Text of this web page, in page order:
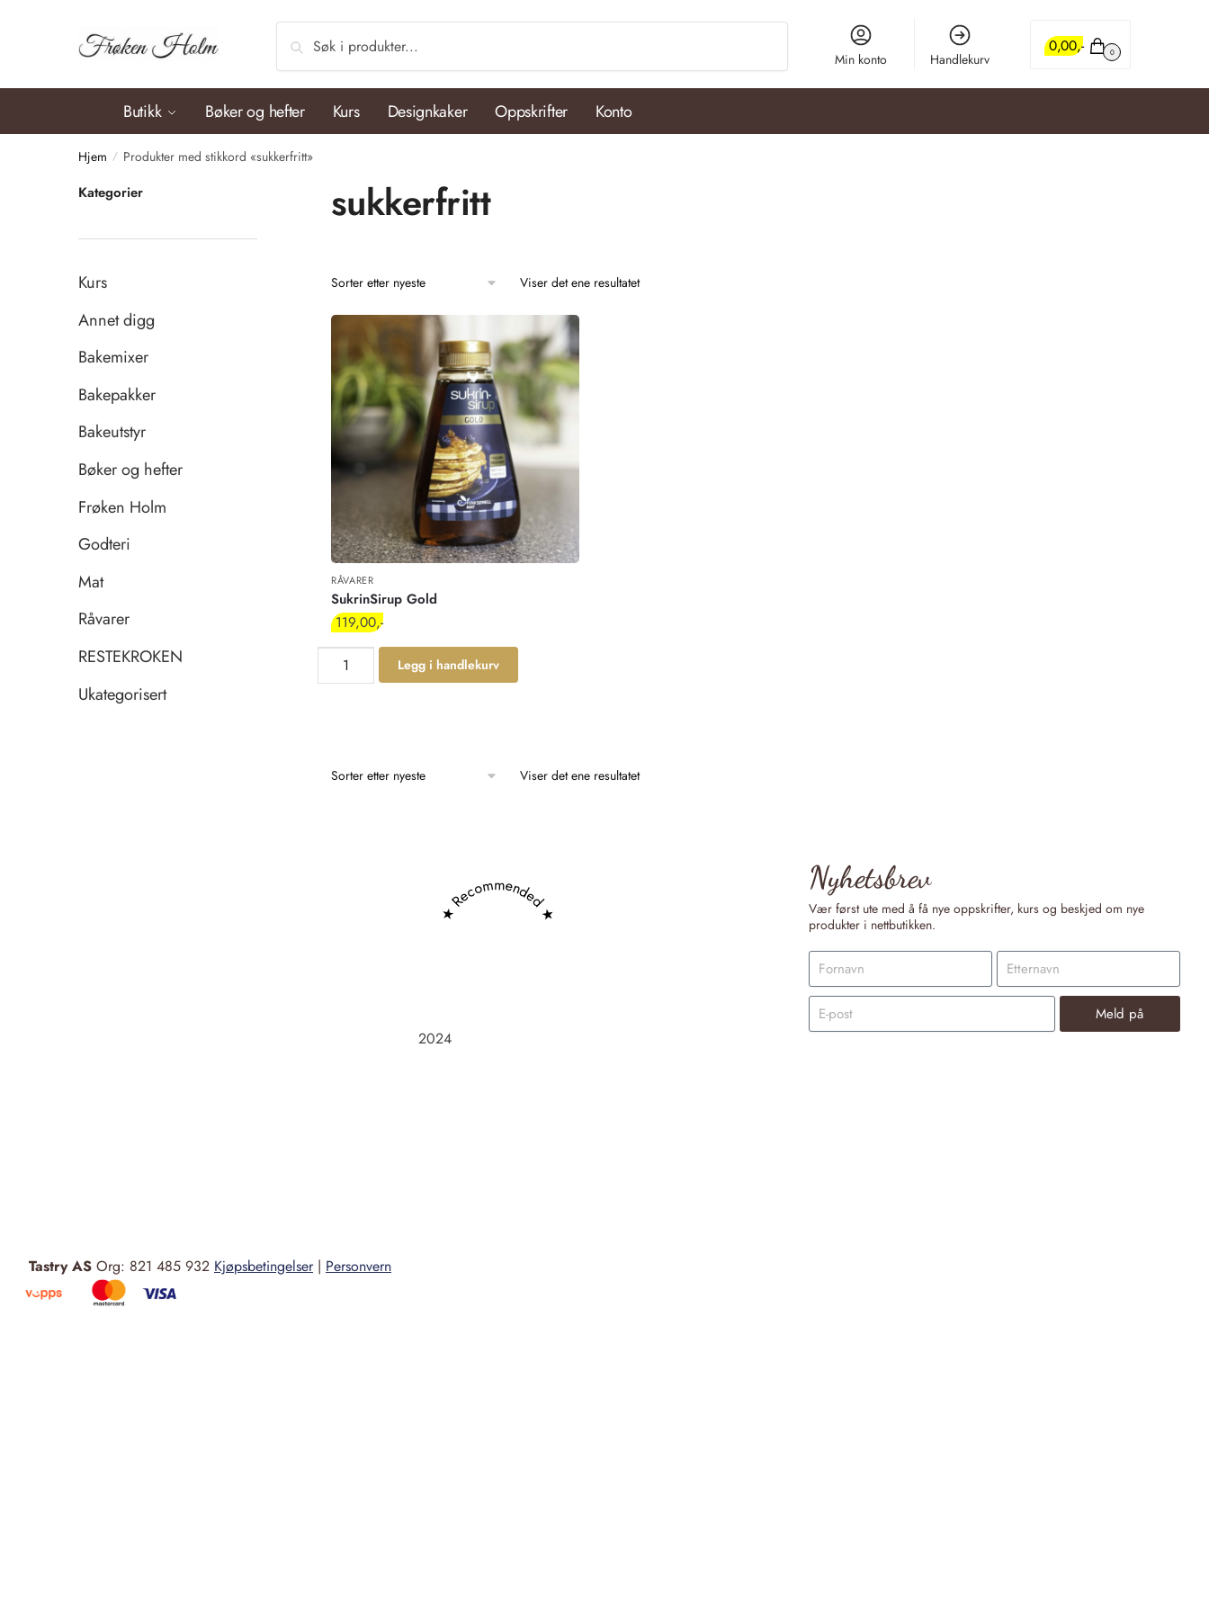
Søk
Min konto Handlekurv
0,00 0
Butikk Bøker og hefter Kurs Designkaker Oppskrifter Konto
Hjem / Produkter med stikkord «sukkerfritt»
sukkerfritt
Viser det ene resultatet
RÅVARER
SukrinSirup Gold
119,00
Legg i handlekurv
Viser det ene resultatet
Kategorier
Kurs
Annet digg
Bakemixer
Bakepakker
Bakeutstyr
Bøker og hefter
Frøken Holm
Godteri
Mat
Råvarer
RESTEKROKEN
Ukategorisert
Tastry AS Org: 821 485 932 Kjøpsbetingelser| Personvern
★ Recommended ★
2024
Nyhetsbrev
Vær først ute med å få nye oppskrifter, kurs og beskjed om nye
produkter i nettbutikken.
Meld på